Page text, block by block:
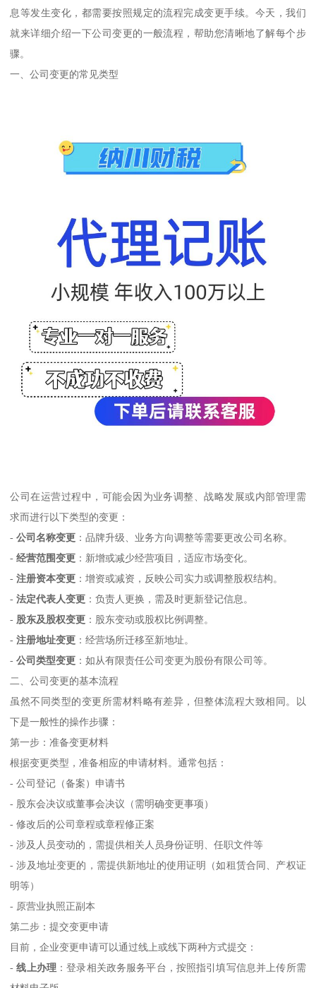
息等发生变化，都需要按照规定的流程完成变更手续。今天，我们
就来详细介绍一下公司变更的一般流程，帮助您清晰地了解每个步
骤。
一、公司变更的常见类型
公司在运营过程中，可能会因为业务调整、战略发展或内部管理需
求而进行以下类型的变更：
-公司名称变更 ：品牌升级、业务方向调整等需要更改公司名称。
-经营范围变更 ：新增或减少经营项目，适应市场变化。
-注册资本变更 ：增资或减资，反映公司实力或调整股权结构。
-法定代表人变更 ：负责人更换，需及时更新登记信息。
- 股东及股权变更 ：股东变动或股权比例调整。
-注册地址变更 ：经营场所迁移至新地址。
-公司类型变更 ：如从有限责任公司变更为股份有限公司等。
二、公司变更的基本流程
虽然不同类型的变更所需材料略有差异，但整体流程大致相同。以
下是一般性的操作步骤：
第一步：准备变更材料
根据变更类型，准备相应的申请材料。通常包括：
- 公司登记（备案）申请书
- 股东会决议或董事会决议（需明确变更事项）
- 修改后的公司章程或章程修正案
- 涉及人员变动的，需提供相关人员身份证明、任职文件等
- 涉及地址变更的，需提供新地址的使用证明（如租赁合同、产权证
明等）
- 原营业执照正副本
第二步：提交变更申请
目前，企业变更申请可以通过线上或线下两种方式提交：
-线上办理 ：登录相关政务服务平台，按照指引填写信息并上传所需